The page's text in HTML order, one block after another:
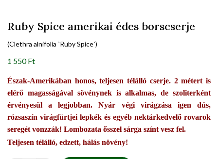
Ruby Spice amerikai édes borscserje
(Clethra alnifolia `Ruby Spice`)
1 550 Ft
Észak-Amerikában honos, teljesen télálló cserje. 2 métert is
elérő magasságával sövénynek is alkalmas, de szoliterként
érvényesül a legjobban. Nyár végi virágzása igen dús,
rózsaszín virágfürtjei lepkék és egyéb nektárkedvelő rovarok
seregét vonzzák! Lombozata ősszel sárga színt vesz fel.
Teljesen télálló, edzett, hálás növény!